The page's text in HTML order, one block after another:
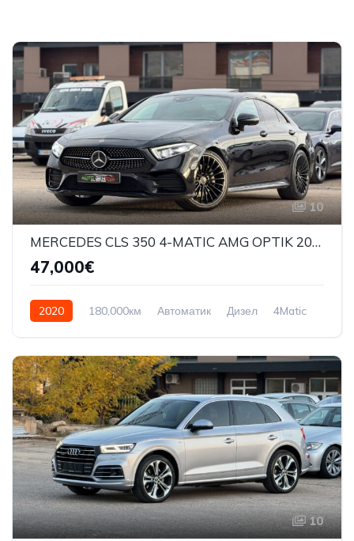
10
MERCEDES CLS 350 4-MATIC AMG OPTIK 2019G
47,000€
2020 180,000км Автоматик Дизел 4Matic
10